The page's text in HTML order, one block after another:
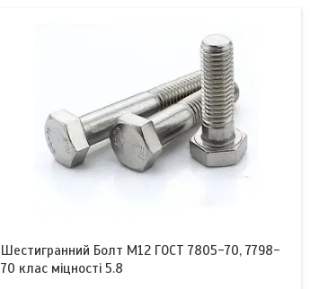
Шестигранний Болт М12 ГОСТ 7805-70, 7798-
70 клас міцності 5.8